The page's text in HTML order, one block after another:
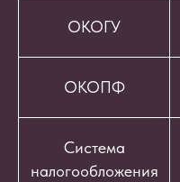
ОКОГУ
ОКОПФ
Система
налогообложения